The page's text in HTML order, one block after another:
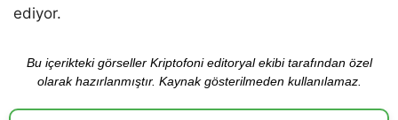
ediyor.
Bu içerikteki görseller Kriptofoni editoryal ekibi tarafından özel
olarak hazırlanmıştır. Kaynak gösterilmeden kullanılamaz.